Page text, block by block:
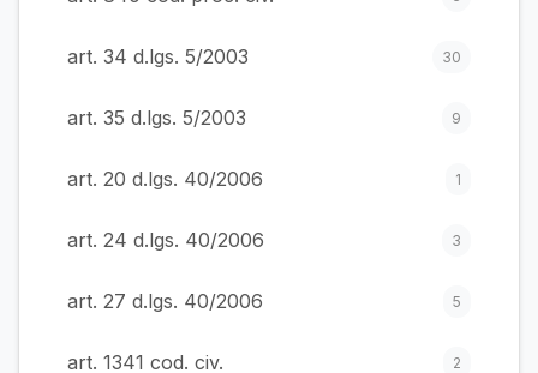
art. 34 d.lgs. 5/2003 30
art. 35 d.lgs. 5/2003 9
art. 20 d.lgs. 40/2006 1
art. 24 d.lgs. 40/2006 3
art. 27 d.lgs. 40/2006 5
art. 1341 cod. civ. 2